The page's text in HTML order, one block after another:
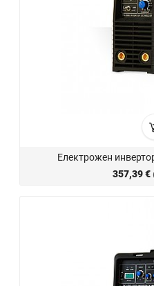
Електрожен
357,39 €